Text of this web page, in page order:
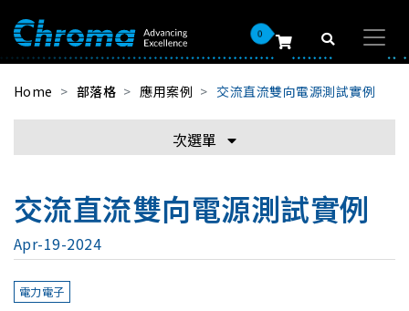
0
Home 部落格 應用案例 交流直流雙向電源測試實例
次選單
交流直流雙向電源測試實例
Apr-19-2024
電力電子